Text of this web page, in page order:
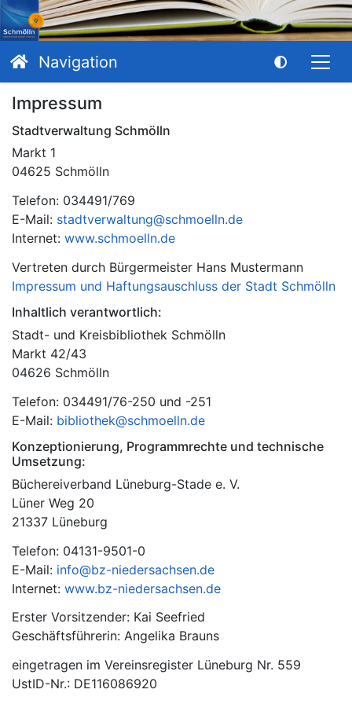
Navigation
Impressum
Stadtverwaltung Schmölln
Markt 1
04625 Schmölln
Telefon: 034491/769
E-Mail: stadtverwaltung@schmoelln.de
Internet: www.schmoelln.de
Vertreten durch Bürgermeister Hans Mustermann
Impressum und Haftungsauschluss der Stadt Schmölln
Inhaltlich verantwortlich:
Stadt- und Kreisbibliothek Schmölln
Markt 42/43
04626 Schmölln
Telefon: 034491/76-250 und -251
E-Mail: bibliothek@schmoelln.de
Konzeptionierung, Programmrechte und technische
Umsetzung:
Büchereiverband Lüneburg-Stade e. V.
Lüner Weg 20
21337 Lüneburg
Telefon: 04131-9501-0
E-Mail: info@bz-niedersachsen.de
Internet: www.bz-niedersachsen.de
Erster Vorsitzender: Kai Seefried
Geschäftsführerin: Angelika Brauns
eingetragen im Vereinsregister Lüneburg Nr. 559
UstID-Nr.: DE116086920